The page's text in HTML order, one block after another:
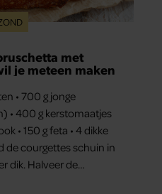
met
je meteen maken
• 700 g jonge
• 400 g kerstomaatjes
• 150 g feta • 4 dikke
de courgettes schuin in
dik. Halveer de